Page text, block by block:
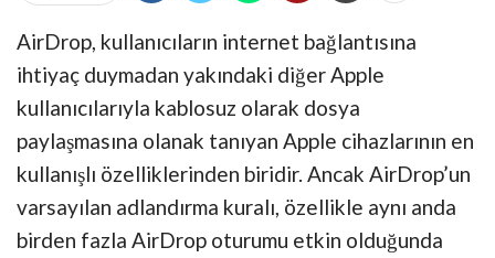
AirDrop, kullanıcıların internet bağlantısına
ihtiyaç duymadan yakındaki diğer Apple
kullanıcılarıyla kablosuz olarak dosya
paylaşmasına olanak tanıyan Apple cihazlarının en
kullanışlı özelliklerinden biridir. Ancak AirDrop’un
varsayılan adlandırma kuralı, özellikle aynı anda
birden fazla AirDrop oturumu etkin olduğunda